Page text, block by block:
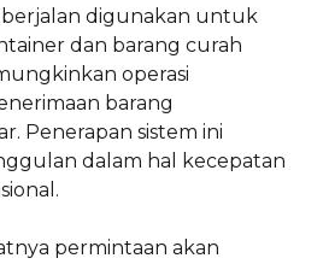
berjalan digunakan untuk
dan barang curah
operasi
barang
Penerapan sistem ini
dalam hal kecepatan
permintaan akan